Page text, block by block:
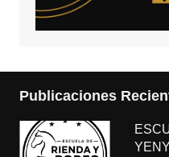
Publicaciones